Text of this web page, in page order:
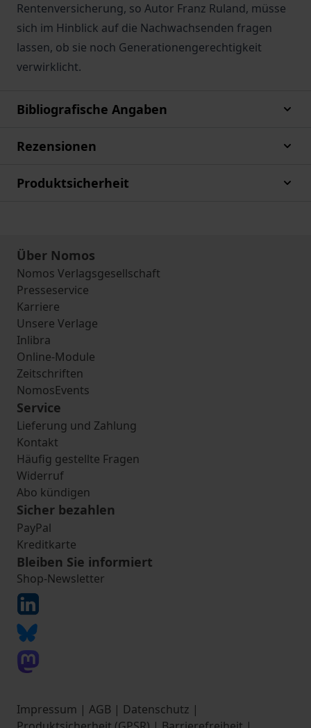
Rentenversicherung, so Autor Franz Ruland, müsse
sich im Hinblick auf die Nachwachsenden fragen
lassen, ob sie noch Generationengerechtigkeit
verwirklicht.
Bibliografische Angaben
Rezensionen
Produktsicherheit
Über Nomos
Nomos Verlagsgesellschaft
Presseservice
Karriere
Unsere Verlage
Inlibra
Online-Module
Zeitschriften
NomosEvents
Service
Lieferung und Zahlung
Kontakt
Häufig gestellte Fragen
Widerruf
Abo kündigen
Sicher bezahlen
PayPal
Kreditkarte
Bleiben Sie informiert
Shop-Newsletter
Impressum | AGB | Datenschutz |